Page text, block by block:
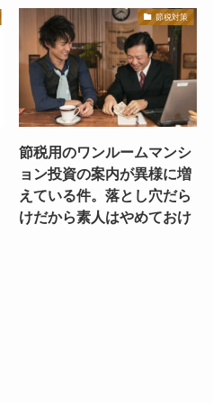
節税対策
節税用のワンルームマンシ
ョン投資の案内が異様に増
えている件。落とし穴だら
けだから素人はやめておけ